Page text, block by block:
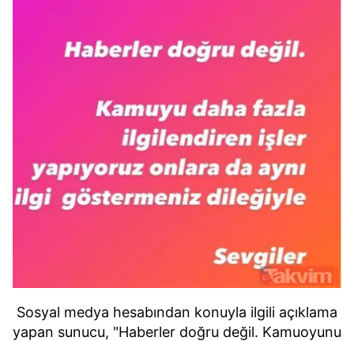
Sosyal medya hesabından konuyla ilgili açıklama
yapan sunucu, "Haberler doğru değil. Kamuoyunu